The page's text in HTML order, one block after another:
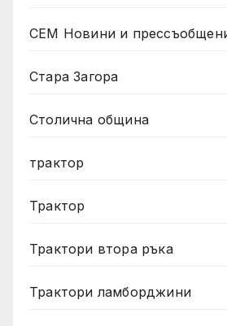
СЕМ Новини и
Стара Загора
Столична община
трактор
Трактор
Трактори втора ръка
Трактори ламборджини